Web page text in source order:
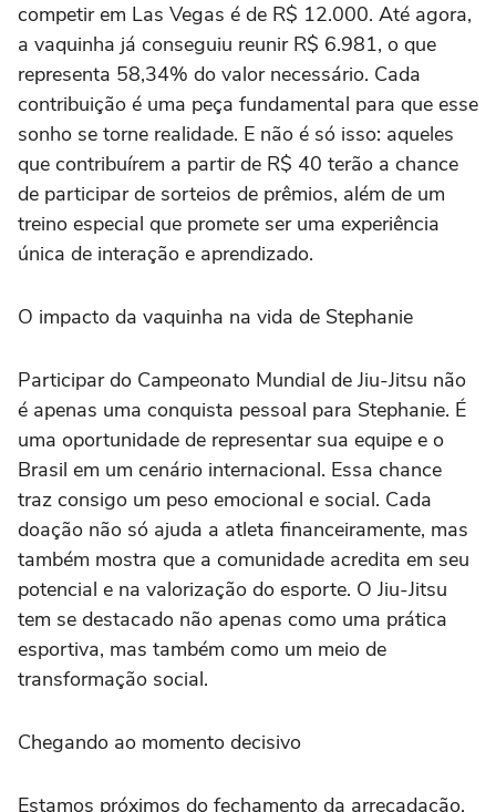
competir em Las Vegas é de R$ 12.000. Até agora,
a vaquinha já conseguiu reunir R$ 6.981, o que
representa 58,34% do valor necessário. Cada
contribuição é uma peça fundamental para que esse
sonho se torne realidade. E não é só isso: aqueles
que contribuírem a partir de R$ 40 terão a chance
de participar de sorteios de prêmios, além de um
treino especial que promete ser uma experiência
única de interação e aprendizado.
O impacto da vaquinha na vida de Stephanie
Participar do Campeonato Mundial de Jiu-Jitsu não
é apenas uma conquista pessoal para Stephanie. É
uma oportunidade de representar sua equipe e o
Brasil em um cenário internacional. Essa chance
traz consigo um peso emocional e social. Cada
doação não só ajuda a atleta financeiramente, mas
também mostra que a comunidade acredita em seu
potencial e na valorização do esporte. O Jiu-Jitsu
tem se destacado não apenas como uma prática
esportiva, mas também como um meio de
transformação social.
Chegando ao momento decisivo
Estamos próximos do fechamento da arrecadação,